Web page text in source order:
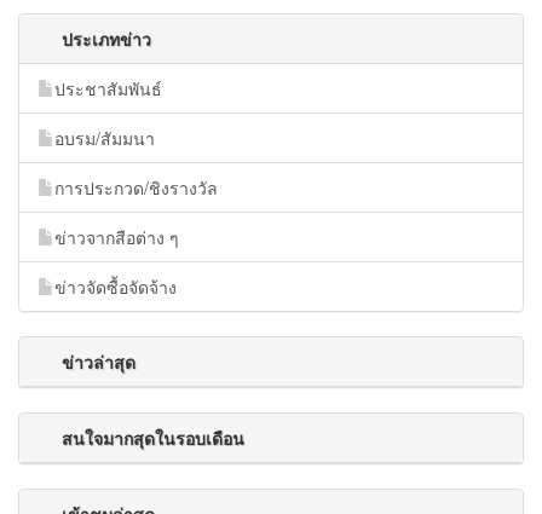
ประเภทข่าว
ประชาสัมพันธ์
อบรม/สัมมนา
การประกวด/ชิงรางวัล
ข่าวจากสือต่าง ๆ
ข่าวจัดซื้อจัดจ้าง
ข่าวล่าสุด
สนใจมากสุดในรอบเดือน